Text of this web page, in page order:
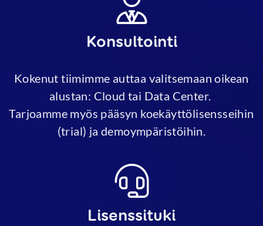
Konsultointi
Kokenut tiimimme auttaa valitsemaan oikean
alustan: Cloud tai Data Center.
Tarjoamme myös pääsyn koekäyttölisensseihin
(trial) ja demoympäristöihin.
Lisenssituki